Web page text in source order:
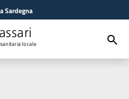
Sardegna
locale